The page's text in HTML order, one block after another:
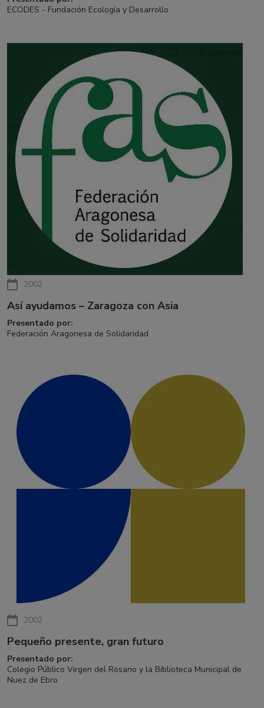
ECODES - Fundación Ecología y Desarrollo
2002
Así ayudamos – Zaragoza con Asia
Presentado por:
Federación Aragonesa de Solidaridad
2002
Pequeño presente, gran futuro
Presentado por:
Colegio Público Virgen del Rosario y la Biblioteca Municipal de
Nuez de Ebro